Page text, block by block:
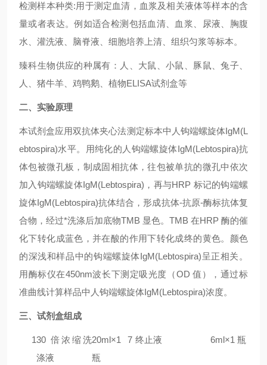
检测样本种类:用于测定血清，血浆及相关液体等样本的含
量或者表达。例如适合检测包括血清、血浆、尿液、胸腹
水、灌洗液、脑脊液、细胞培养上清、组织匀浆等标本。
臻科生物供应的种属有：人、大鼠、小鼠、豚鼠、兔子、
人、猪牛羊、鸡鸭鹅、植物ELISA试剂盒等
二、实验原理
本试剂盒应用双抗体夹心法测定标本中人 钩端螺旋体IgM(L
ebtospira)水平。用纯化的人 钩端螺旋体IgM(Lebtospira)抗
体包被微孔板，制成固相抗体，往包被单抗的微孔中依次
加入 钩端螺旋体IgM(Lebtospira) ，再与HRP 标记的钩端螺
旋体IgM(Lebtospira)抗体结合，形成抗体-抗原-酶标抗体复
合物，经过*洗涤后加底物TMB 显色。TMB 在HRP 酶的催
化下转化成蓝色，并在酸的作用下转化成终的黄色。颜色
的深浅和样品中的钩端螺旋体IgM(Lebtospira)呈正相关。
用酶标仪在450nm波长下测定吸光度（OD 值），通过标
准曲线计算样品中人 钩端螺旋体IgM(Lebtospira)浓度。
三、试剂盒组成
130 倍浓缩洗
涤液
20ml×1
瓶
7 终止液 6ml×1 瓶